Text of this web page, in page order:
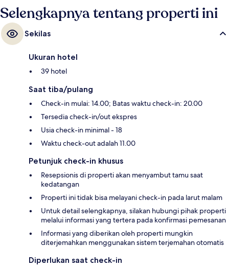
Selengkapnya tentang properti ini
Sekilas
Ukuran hotel
39 hotel
Saat tiba/pulang
Check-in mulai: 14.00; Batas waktu check-in: 20.00
Tersedia check-in/out ekspres
Usia check-in minimal - 18
Waktu check-out adalah 11.00
Petunjuk check-in khusus
Resepsionis di properti akan menyambut tamu saat
kedatangan
Properti ini tidak bisa melayani check-in pada larut malam
Untuk detail selengkapnya, silakan hubungi pihak properti
melalui informasi yang tertera pada konfirmasi pemesanan
Informasi yang diberikan oleh properti mungkin
diterjemahkan menggunakan sistem terjemahan otomatis
Diperlukan saat check-in